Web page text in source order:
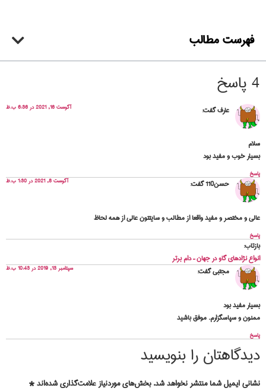
فهرست مطالب
4 پاسخ
عارفگفت: آگوست 16, 2021 در 6:36 ب.ظ
سلام
بسیار خوب و مفید بود
پاسخ
حسن110 گفت: آگوست 8, 2021 در 1:30 ب.ظ
عالي و مختصر و مفيد واقعا از مطالب و سايتتون عالي از همه لحاظ
پاسخ
بازتاب:
انواع نژادهای گاو در جهان – دام برتر
مجتبیگفت: سپتامبر 13, 2019 در 10:43 ب.ظ
بسیار مفید بود
ممنون و سپاسگزارم. موفق باشید
پاسخ
دیدگاهتان را بنویسید
نشانی ایمیل شما منتشر نخواهد شد. بخش‌های موردنیاز علامت‌گذاری شده‌اند*